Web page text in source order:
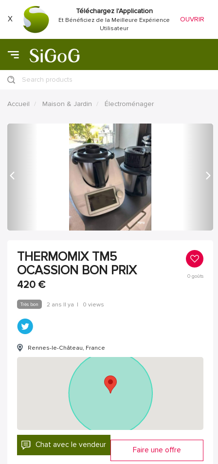
X
Téléchargez l'Application
Et Bénéficiez de la Meilleure Expérience
Utilisateur
OUVRIR
Search products
Accueil Maison & Jardin Électroménager
THERMOMIX TM5
OCASSION BON PRIX
420 €
0goûts
Très bon 2 ans Il ya | 0 views
Rennes-le-Château, France
Chat avec le vendeur
Faire une offre